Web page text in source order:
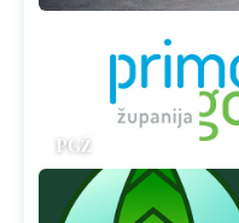
PGŽ